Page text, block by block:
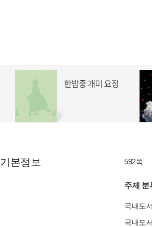
기본정보 592쪽
주제 분
국내도
국내도